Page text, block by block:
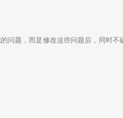
题，而是修改这些问题后，同时不